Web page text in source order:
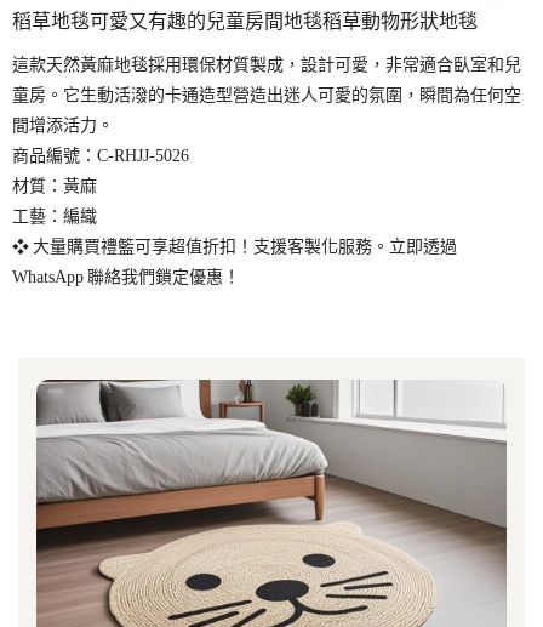
稻草地毯可愛又有趣的兒童房間地毯稻草動物形狀地毯
這款天然黃麻地毯採用環保材質製成，設計可愛，非常適合臥室和兒
童房。它生動活潑的卡通造型營造出迷人可愛的氛圍，瞬間為任何空
間增添活力。
商品編號：C-RHJJ-5026
材質：黃麻
工藝：編織
❖ 大量購買禮籃可享超值折扣！支援客製化服務。立即透過
WhatsApp 聯絡我們鎖定優惠！